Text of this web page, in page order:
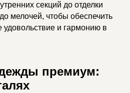
секций до отделки
мелочей, чтобы обеспечить
удовольствие и гармонию в
премиум: